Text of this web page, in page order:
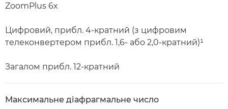
ZoomPlus 6x
Цифровий, прибл. 4-кратний (з цифровим
телеконвертером прибл. 1,6- або 2,0-кратний)¹
Загалом прибл. 12-кратний
Максимальне діафрагмальне число